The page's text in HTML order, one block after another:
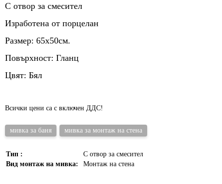
С отвор за смесител
Изработена от порцелан
Размер: 65х50см.
Повърхност: Гланц
Цвят: Бял
Всички цени са с включен ДДС!
мивка за баня мивка за монтаж на стена
Тип :
С отвор за смесител
Вид монтаж на мивка:
Монтаж на стена